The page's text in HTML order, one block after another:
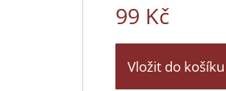
99 Kč
Vložit do košíku